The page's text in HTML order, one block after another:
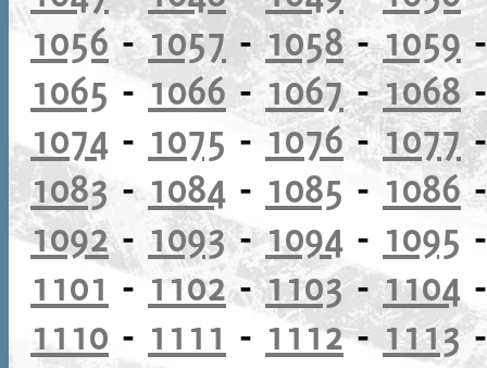
1056 -1057-1058-1059
1065 -1066-1067-1068
1074 - 1075 -1076-1077
1083- 1084 - 1085 - 1086
1092- 1093-1094 - 1095
1101 - 1102-1103-1104
1110 - 1111 - 1112-1113